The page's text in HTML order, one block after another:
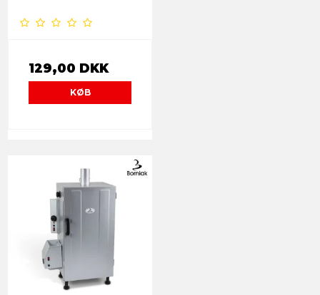
129,00 DKK
KØB